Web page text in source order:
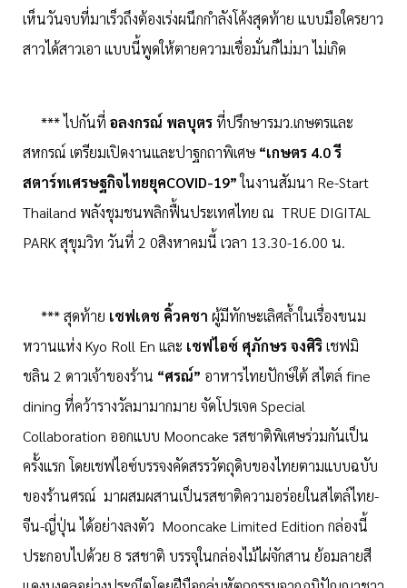
เห็นวันจบที่มาเร็วถึงต้องเร่งผนึกกำลังโค้งสุดท้าย แบบมือใครยาว
สาวได้สาวเอา แบบนี้พูดให้ตายความเชื่อมั่นก็ไม่มา ไม่เกิด
*** ไปกันที่ อลงกรณ์ พลบุตรที่ปรึกษารมว.เกษตรและ
สหกรณ์ เตรียมเปิดงานและปาฐกถาพิเศษ“เกษตร 4.0รี
สตาร์ทเศรษฐกิจไทยยุคCOVID-19”ในงานสัมนา Re-Start
Thailand พลังชุมชนพลิกฟื้นประเทศไทย ณ TRUE DIGITAL
PARK สุขุมวิท วันที่ 2 0สิงหาคมนี้ เวลา 13.30-16.00 น.
*** สุดท้าย เชฟเดช คิ้วคชา ผู้มีทักษะเลิศล้ำในเรื่องขนม
หวานแห่ง Kyo Roll En และ เชฟไอซ์ ศุภักษร จงศิริเชฟมิ
ชลิน 2 ดาวเจ้าของร้าน “ศรณ์” อาหารไทยปักษ์ใต้ สไตล์ fine
dining ที่คว้ารางวัลมามากมาย จัดโปรเจค Special
Collaboration ออกแบบ Mooncake รสชาติพิเศษร่วมกันเป็น
ครั้งแรก โดยเชฟไอซ์บรรจงคัดสรรวัตถุดิบของไทยตามแบบฉบับ
ของร้านศรณ์ มาผสมผสานเป็นรสชาติความอร่อยในสไตล์ไทย-
จีน-ญี่ปุ่น ได้อย่างลงตัว Mooncake Limited Edition กล่องนี้
ประกอบไปด้วย 8 รสชาติ บรรจุในกล่องไม้ไผ่จักสาน ย้อมลายสี